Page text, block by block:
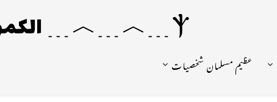
Ⲯ﹍︿﹍︿﹍ الکمونیا ﹍Ⲯ﹍Ⲯ﹍︿﹍☼
عظیم مسلمان شخصیات